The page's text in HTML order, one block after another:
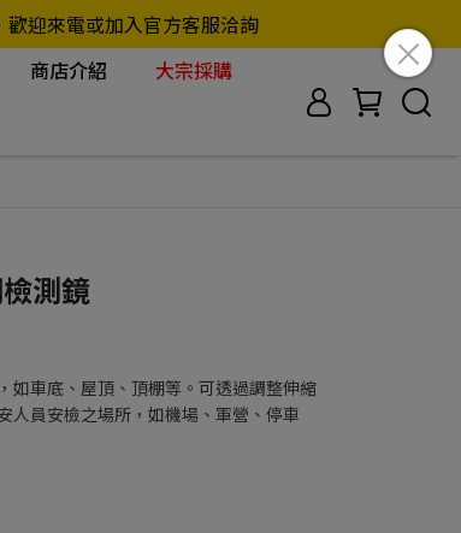
迎來電或加入官方客服洽詢
商店介紹
大宗採購
測鏡
如車底、屋頂、頂棚等。可透過調整伸縮
人員安檢之場所，如機場、軍營、停車